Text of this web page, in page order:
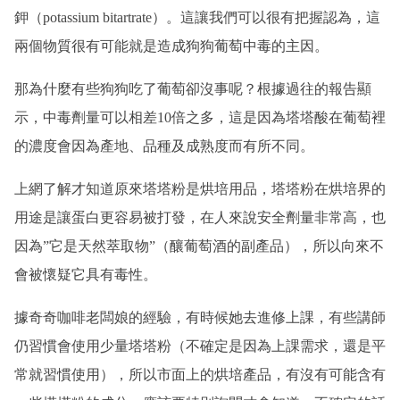
鉀（potassium bitartrate）。這讓我們可以很有把握認為，這
兩個物質很有可能就是造成狗狗葡萄中毒的主因。
那為什麼有些狗狗吃了葡萄卻沒事呢？根據過往的報告顯
示，中毒劑量可以相差10倍之多，這是因為塔塔酸在葡萄裡
的濃度會因為產地、品種及成熟度而有所不同。
上網了解才知道原來塔塔粉是烘培用品，塔塔粉在烘培界的
用途是讓蛋白更容易被打發，在人來說安全劑量非常高，也
因為”它是天然萃取物”（釀葡萄酒的副產品），所以向來不
會被懷疑它具有毒性。
據奇奇咖啡老闆娘的經驗，有時候她去進修上課，有些講師
仍習慣會使用少量塔塔粉（不確定是因為上課需求，還是平
常就習慣使用），所以市面上的烘培產品，有沒有可能含有